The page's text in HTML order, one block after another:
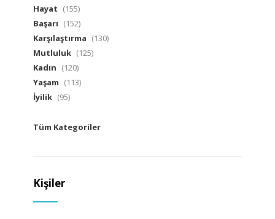
Hayat (155)
Başarı (152)
Karşılaştırma (130)
Mutluluk (125)
Kadın (120)
Yaşam (113)
İyilik (95)
Tüm Kategoriler
Kişiler